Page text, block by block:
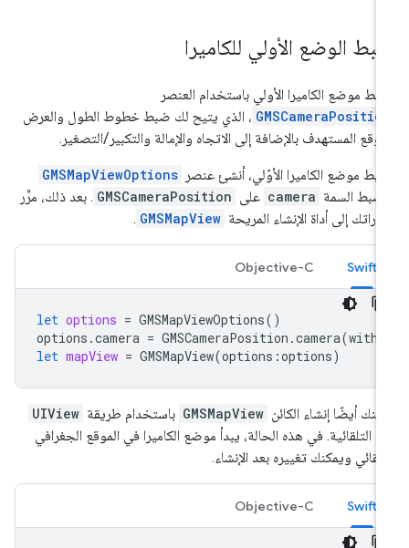
الوضع الأولي للكاميرا
موضع الكاميرا الأولي باستخدام العنصر
، الذي يتيح لك ضبط خطوط الطول والعرض
المستهدف بالإضافة إلى الاتجاه والإمالة والتكبير/التصغير.
موضع الكاميرا الأوّلي، أنشئ عنصر GMSMapViewOptions
السمة camera على GMSCameraPosition . بعد ذلك، مرِّر
إلى أداة الإنشاء المريحة GMSMapView
.
Swift
Objective-C
let options = GMSMapViewOptions
options.camera = GMSCameraPosition.camera(
let mapView = GMSMapView(options:options
أيضًا إنشاء الكائن GMSMapView باستخدام طريقة UIView
init التلقائية. في هذه الحالة، يبدأ موضع الكاميرا في الموقع الجغرافي
ويمكنك تغييره بعد الإنشاء.
Swift
Objective-C